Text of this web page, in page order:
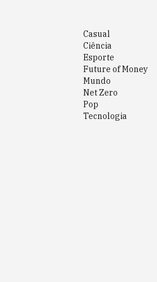
Casual
Ciência
Esporte
Future of Money
Mundo
Net Zero
Pop
Tecnologia